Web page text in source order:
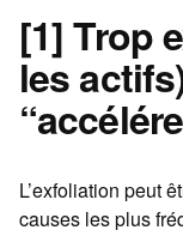
[1] Trop
les
L’exfoliation peut
causes les plus